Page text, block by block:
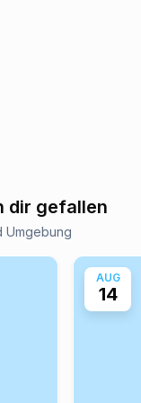
dir gefallen
Umgebung
AUG
14